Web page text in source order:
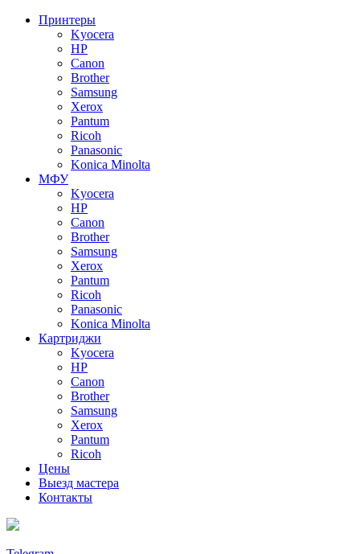
Принтеры
Kyocera
HP
Canon
Brother
Samsung
Xerox
Pantum
Ricoh
Panasonic
Konica Minolta
МФУ
Kyocera
HP
Canon
Brother
Samsung
Xerox
Pantum
Ricoh
Panasonic
Konica Minolta
Картриджи
Kyocera
HP
Canon
Brother
Samsung
Xerox
Pantum
Ricoh
Цены
Выезд мастера
Контакты